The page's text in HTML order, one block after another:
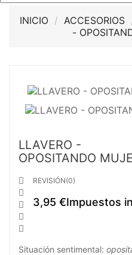
INICIO ACCESORIOS
-
LLAVERO -
OPOSITANDO





REVISIÓN(0)
3,95 €Impuestos
Situación sentimental: